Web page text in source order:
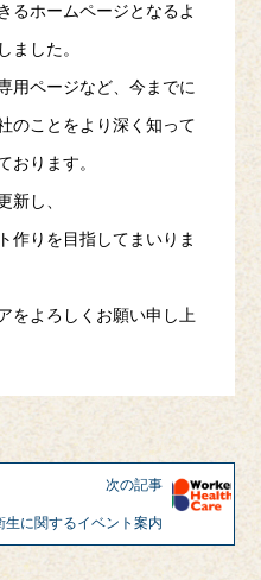
るホームページとなるよ
ました。
用ページなど、今までに
のことをより深く知って
おります。
新し、
作りを目指してまいりま
をよろしくお願い申し上
次の記事
に関するイベント案内